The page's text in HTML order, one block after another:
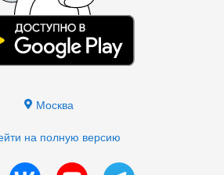
Москва
на полную версию